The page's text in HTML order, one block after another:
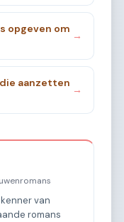
opgeven om
→
aanzetten
→
van
romans